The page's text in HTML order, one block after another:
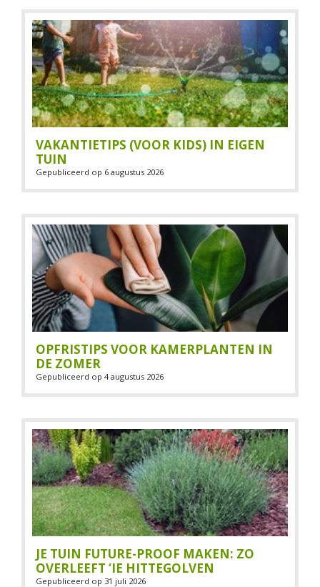
VAKANTIETIPS (VOOR KIDS) IN EIGEN
TUIN
Gepubliceerd op 6 augustus 2026
OPFRISTIPS VOOR KAMERPLANTEN IN
DE ZOMER
Gepubliceerd op 4 augustus 2026
JE TUIN FUTURE-PROOF MAKEN: ZO
OVERLEEFT ‘IE HITTEGOLVEN
Gepubliceerd op 31 juli 2026